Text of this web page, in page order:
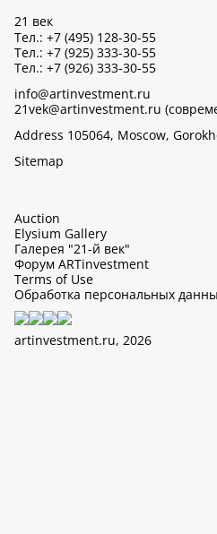
21 век
Тел.: +7 (495) 128-30-55
Тел.: +7 (925) 333-30-55
Тел.: +7 (926) 333-30-55
info@artinvestment.ru
21vek@artinvestment.ru
Address 105064, Moscow,
Sitemap
Auction
Elysium Gallery
Галерея "21-й век"
Форум ARTinvestment
Terms of Use
Обработка персональных
artinvestment.ru, 2026